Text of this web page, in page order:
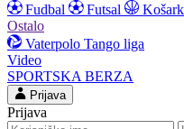
Fudbal
Futsal
Ostalo
Vaterpolo Tango liga
Video
SPORTSKA BERZA
Prijava
Prijava